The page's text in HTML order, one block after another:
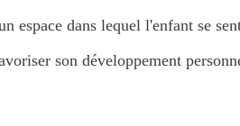
espace dans lequel l'enfant se
son développement